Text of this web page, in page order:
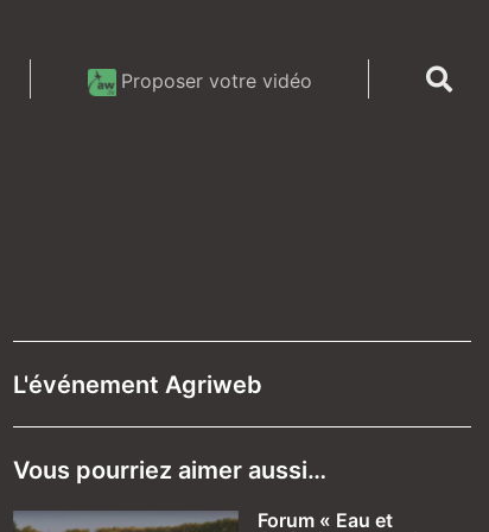
Proposer votre vidéo
L'événement Agriweb
Vous pourriez aimer aussi…
Forum « Eau et